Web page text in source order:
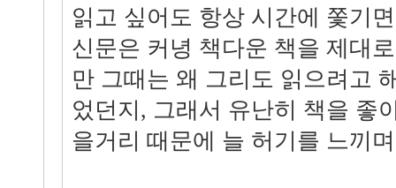
읽고 싶어도 항상 시간에 쫓기
신문은 커녕 책다운 책을 제대
만 그때는 왜 그리도 읽으려고
었던지, 그래서 유난히 책을 좋
을거리 때문에 늘 허기를 느끼